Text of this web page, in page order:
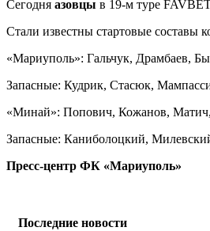
Сегодня азовцы в 19-м туре
Стали известны стартовые составы
«Мариуполь»: Гальчук, Драмбаев,
Запасные: Кудрик, Стасюк,
«Минай»: Попович, Кожанов,
Запасные: Каниболоцкий,
Пресс-центр ФК «Мариуполь»
Последние новости